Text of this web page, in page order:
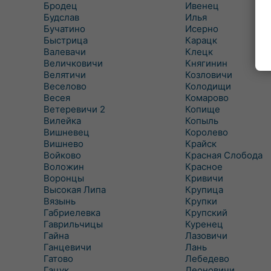
Бродец
Будслав
Бучатино
Быстрица
Валевачи
Величковичи
Велятичи
Веселово
Весея
Ветеревичи 2
Вилейка
Вишневец
Вишнево
Войково
Воложин
Воронцы
Высокая Липа
Вязынь
Габриелевка
Гаврильчицы
Гайна
Ганцевичи
Гатово
Ивенец
Илья
Исерно
Карацк
Клецк
Княгинин
Козловичи
Колодищи
Комарово
Копище
Копыль
Королево
Крайск
Красная Слобода
Красное
Кривичи
Крупица
Крупки
Крупский
Куренец
Лазовичи
Лань
Лебедево